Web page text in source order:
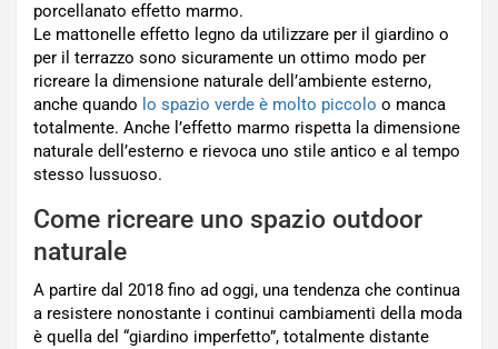
porcellanato effetto marmo.
Le mattonelle effetto legno da utilizzare per il giardino o
per il terrazzo sono sicuramente un ottimo modo per
ricreare la dimensione naturale dell’ambiente esterno,
anche quando lo spazio verde è molto piccolo o manca
totalmente. Anche l’effetto marmo rispetta la dimensione
naturale dell’esterno e rievoca uno stile antico e al tempo
stesso lussuoso.
Come ricreare uno spazio outdoor
naturale
A partire dal 2018 fino ad oggi, una tendenza che continua
a resistere nonostante i continui cambiamenti della moda
è quella del “giardino imperfetto”, totalmente distante